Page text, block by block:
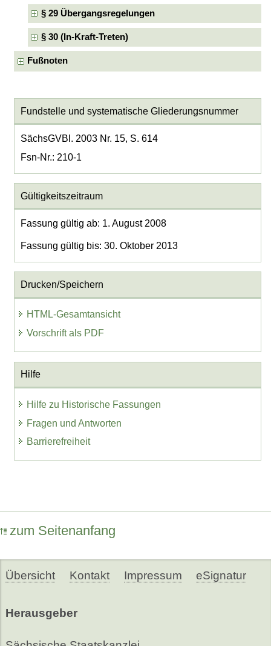
§ 29 Übergangsregelungen
§ 30 (In-Kraft-Treten)
Fußnoten
Fundstelle und systematische Gliederungsnummer
SächsGVBl. 2003 Nr. 15, S. 614
Fsn-Nr.: 210-1
Gültigkeitszeitraum
Fassung gültig ab: 1. August 2008
Fassung gültig bis: 30. Oktober 2013
Drucken/Speichern
HTML-Gesamtansicht
Vorschrift als PDF
Hilfe
Hilfe zu Historische Fassungen
Fragen und Antworten
Barrierefreiheit
zum Seitenanfang
Übersicht Kontakt Impressum eSignatur
Herausgeber